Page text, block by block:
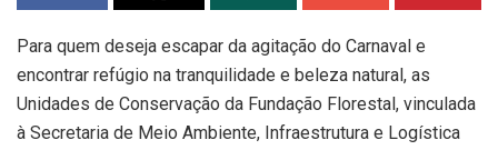
Para quem deseja escapar da agitação do Carnaval e
encontrar refúgio na tranquilidade e beleza natural, as
Unidades de Conservação da Fundação Florestal, vinculada
à Secretaria de Meio Ambiente, Infraestrutura e Logística